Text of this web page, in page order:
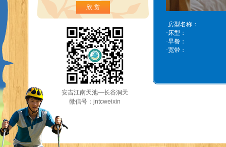
欣 赏
安吉江南天池—长谷洞天
微信号：jntcweixin
·房型名称：
·床型：
·早餐：
·宽带：